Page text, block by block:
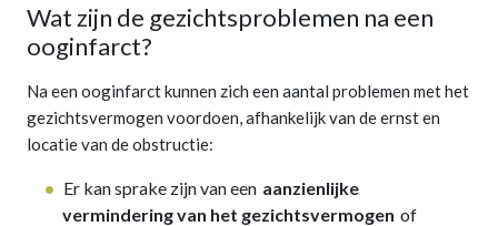
Wat zijn de gezichtsproblemen na een
ooginfarct?
Na een ooginfarct kunnen zich een aantal problemen met het
gezichtsvermogen voordoen, afhankelijk van de ernst en
locatie van de obstructie:
Er kan sprake zijn van een aanzienlijke
vermindering van het gezichtsvermogen of